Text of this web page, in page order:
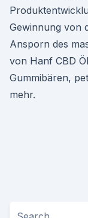
Gewinnung von
Ansporn des
von Hanf CBD
Gummibären,
mehr.